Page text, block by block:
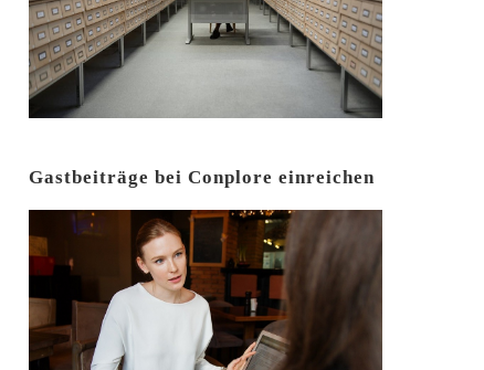
Gastbeiträge bei Conplore einreichen